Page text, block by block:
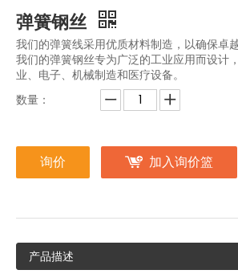
弹簧钢丝
我们的弹簧线采用优质材料制造，以确保卓
我们的弹簧钢丝专为广泛的工业应用而设计
业、电子、机械制造和医疗设备。
数量：
询价 加入询价篮
产品描述